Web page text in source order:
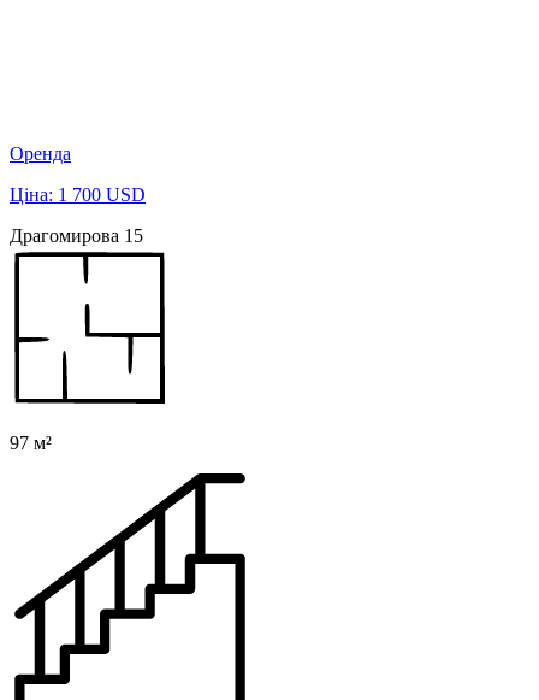
Оренда
Ціна: 1 700 USD
Драгомирова 15
97 м²